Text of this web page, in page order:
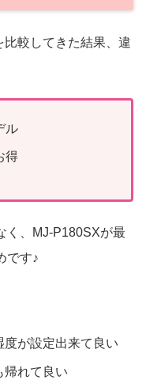
較してきた結果、違
ル
得
く、MJ-P180SXが最
です♪
が設定出来て良い
帰れて良い